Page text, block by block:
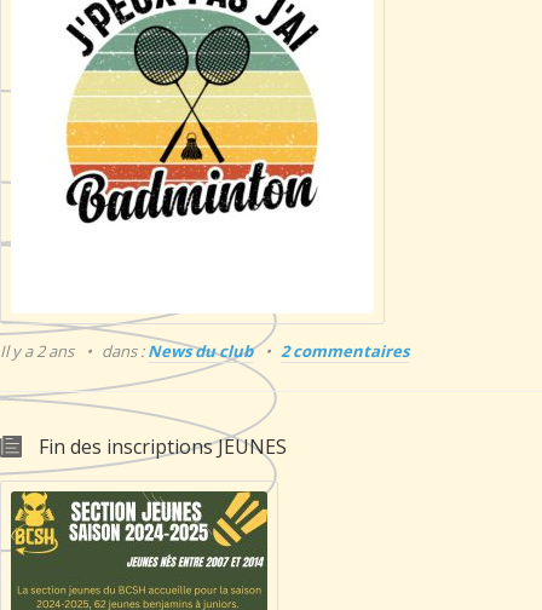
Il y a 2 ans dans :News du club 2 commentaires
Fin des inscriptions JEUNES